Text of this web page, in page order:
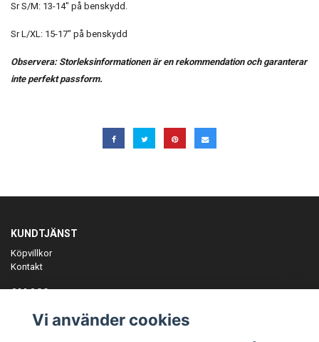
Sr S/M: 13-14" på benskydd.
Sr L/XL: 15-17" på benskydd
Observera: Storleksinformationen är en rekommendation och garanterar
inte perfekt passform.
KUNDTJÄNST
Köpvillkor
Kontakt
OM OSS
ANMÄL DIG TILL VÅRT NYHETSBREV
Vi använder cookies